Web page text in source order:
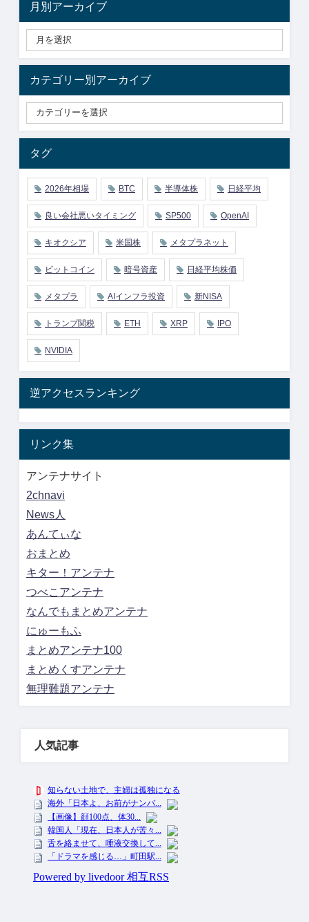
月別アーカイブ
カテゴリー別アーカイブ
タグ
2026年相場 BTC 半導体株 日経平均
良い会社悪いタイミング SP500 OpenAI
キオクシア 米国株 メタプラネット
ビットコイン 暗号資産 日経平均株価
メタプラ AIインフラ投資 新NISA
トランプ関税 ETH XRP IPO
NVIDIA
逆アクセスランキング
リンク集
アンテナサイト
2chnavi
News人
あんてぃな
おまとめ
キター！アンテナ
つべこアンテナ
なんでもまとめアンテナ
にゅーもふ
まとめアンテナ100
まとめくすアンテナ
無理難題アンテナ
人気記事